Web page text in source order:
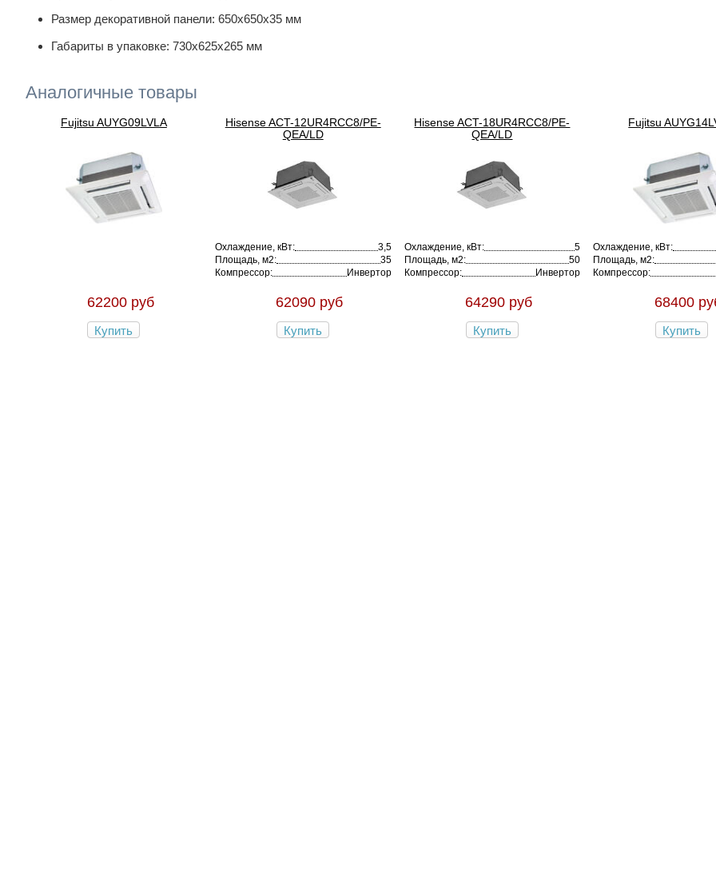
Размер декоративной панели: 650х650х35 мм
Габариты в упаковке: 730х625х265 мм
Аналогичные товары
Fujitsu AUYG09LVLA
62200 руб
Купить
Hisense ACT-12UR4RCC8/PE-
QEA/LD
Охлаждение, кВт:
3,5
Площадь, м2:
35
Компрессор:
Инвертор
62090 руб
Купить
Hisense ACT-18UR4RCC8/PE-
QEA/LD
Охлаждение, кВт:
5
Площадь, м2:
50
Компрессор:
Инвертор
64290 руб
Купить
Fujitsu
Охлаждение, кВт:
Площадь, м2:
Компрессор:
68400
Купить